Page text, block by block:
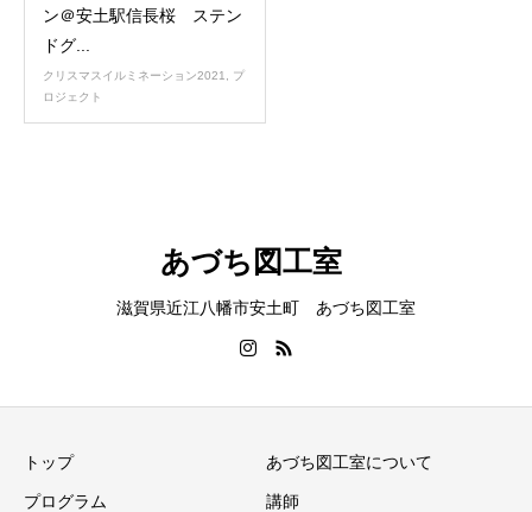
ン＠安土駅信長桜 ステン
ドグ...
クリスマスイルミネーション2021
プ
ロジェクト
あづち図工室
滋賀県近江八幡市安土町 あづち図工室
トップ あづち図工室について
プログラム 講師